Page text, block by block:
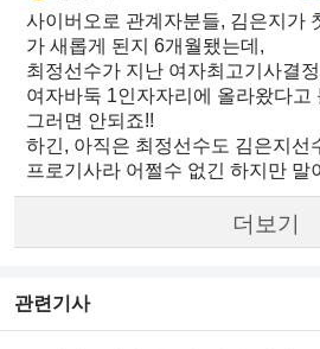
사이버오로 관계자분들, 김은지가
가 새롭게 된지 6개월됐는데,
최정선수가 지난 여자최고기사결
여자바둑 1인자자리에 올라왔다고
그러면 안되죠!!
하긴, 아직은 최정선수도 김은지선
프로기사라 어쩔수 없긴 하지만 말
더보기
관련기사